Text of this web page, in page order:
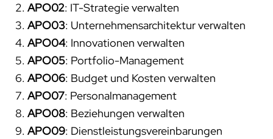
APO02: IT-Strategie verwalten
APO03: Unternehmensarchitektur verwalten
APO04: Innovationen verwalten
APO05: Portfolio-Management
APO06: Budget und Kosten verwalten
APO07: Personalmanagement
APO08: Beziehungen verwalten
APO09: Dienstleistungsvereinbarungen